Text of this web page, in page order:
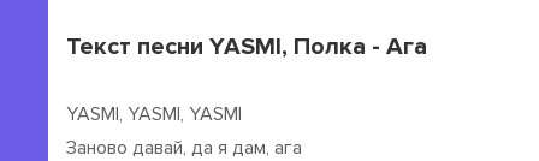
Текст песни YASMI, Полка - Ага
YASMI, YASMI, YASMI
Заново давай, да я дам, ага